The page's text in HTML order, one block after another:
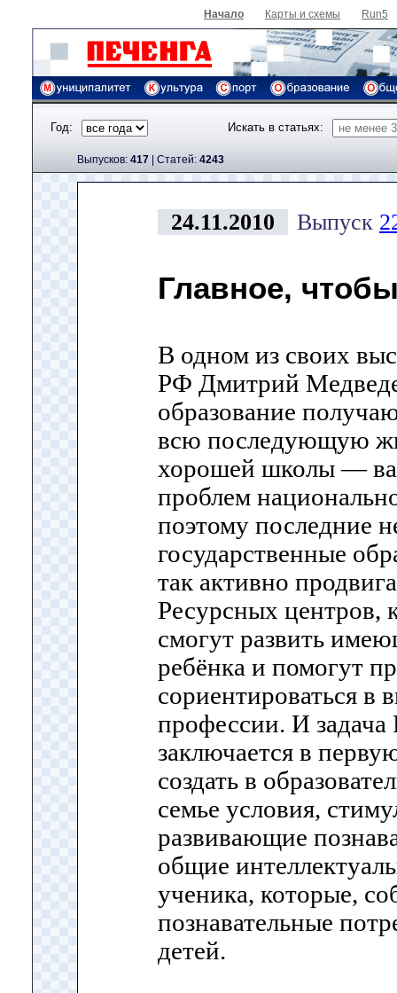
Начало Карты и схемы Run5
Год: Искать в статьях:
Выпусков: 417 | Cтатей: 4243
24.11.2010 Выпуск
Главное,
В одном из своих
РФ Дмитрий
образование
всю последующую
хорошей школы —
проблем
поэтому последние
государственные
так активно
Ресурсных центров,
смогут развить
ребёнка и помогут
сориентироваться в
профессии. И задача
заключается в
создать в
семье условия,
развивающие
общие
ученика, которые,
познавательные
детей.